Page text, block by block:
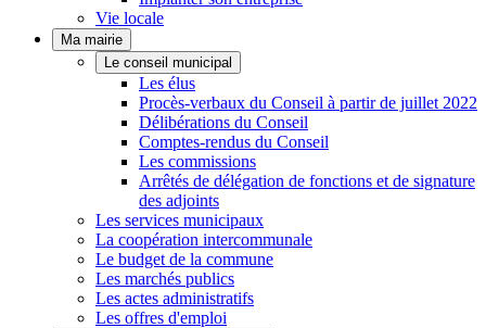
Vie locale
Ma mairie
Le conseil municipal
Les élus
Procès-verbaux du Conseil à partir de juillet 2022
Délibérations du Conseil
Comptes-rendus du Conseil
Les commissions
Arrêtés de délégation de fonctions et de signature
des adjoints
Les services municipaux
La coopération intercommunale
Le budget de la commune
Les marchés publics
Les actes administratifs
Les offres d'emploi